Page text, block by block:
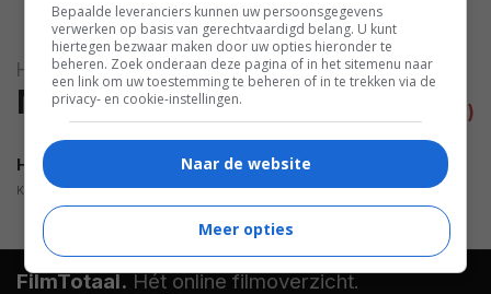
alle artikelen (1)
Happî awâ
Nieuwsberichten
Happy Hour [IFFR2016]
KAJ VAN ZOELEN,28.01.2016
FilmTotaal.Hét online filmoverzicht.
Bepaalde leveranciers kunnen uw persoonsgegevens
verwerken op basis van gerechtvaardigd belang. U kunt
hiertegen bezwaar maken door uw opties hieronder te
beheren. Zoek onderaan deze pagina of in het sitemenu naar
een link om uw toestemming te beheren of in te trekken via de
privacy- en cookie-instellingen.
Naar de website
Meer opties